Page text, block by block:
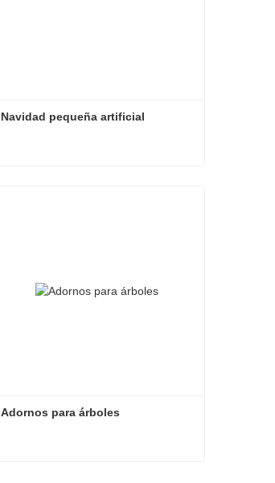
Navidad pequeña artificial
Adornos para árboles